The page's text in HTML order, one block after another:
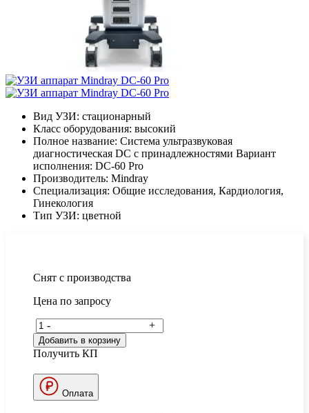
Вид УЗИ: стационарный
Класс оборудования: высокий
Полное название: Система ультразвуковая
диагностическая DC c принадлежностями Вариант
исполнения: DC-60 Pro
Производитель: Mindray
Специализация: Общие исследования, Кардиология,
Гинекология
Тип УЗИ: цветной
Снят с производства
Цена по запросу
- +
Добавить в корзину
Получить КП
Оплата